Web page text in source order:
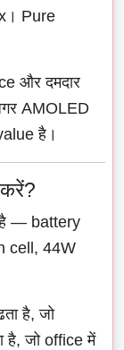
Pure
और दमदार
AMOLED
है।
— battery
cell, 44W
है, जो
है, जो office में